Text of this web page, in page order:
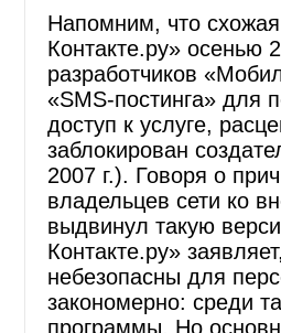
Напомним, что
Контакте.ру» осенью
разработчиков
«SMS-постинга» для
доступ к услуге,
заблокирован
2007 г.). Говоря о
владельцев сети ко
выдвинул такую
Контакте.ру»
небезопасны для
закономерно: среди
программы. Но